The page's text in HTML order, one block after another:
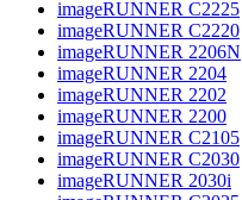
imageRUNNER C2225
imageRUNNER C2220
imageRUNNER 2206N
imageRUNNER 2204
imageRUNNER 2202
imageRUNNER 2200
imageRUNNER C2105
imageRUNNER C2030
imageRUNNER 2030i